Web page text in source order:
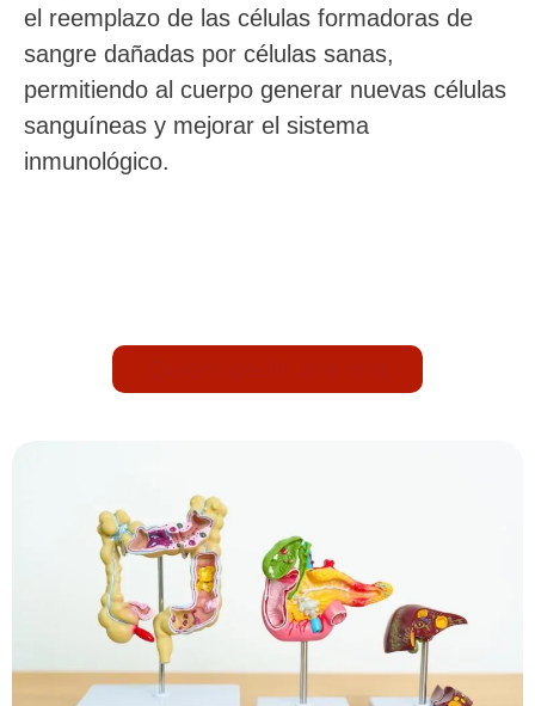
el reemplazo de las células formadoras de
sangre dañadas por células sanas,
permitiendo al cuerpo generar nuevas células
sanguíneas y mejorar el sistema
inmunológico.